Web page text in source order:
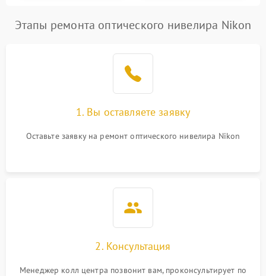
Этапы ремонта оптического нивелира Nikon
1. Вы оставляете заявку
Оставьте заявку на ремонт оптического нивелира Nikon
2. Консультация
Менеджер колл центра позвонит вам, проконсультирует по